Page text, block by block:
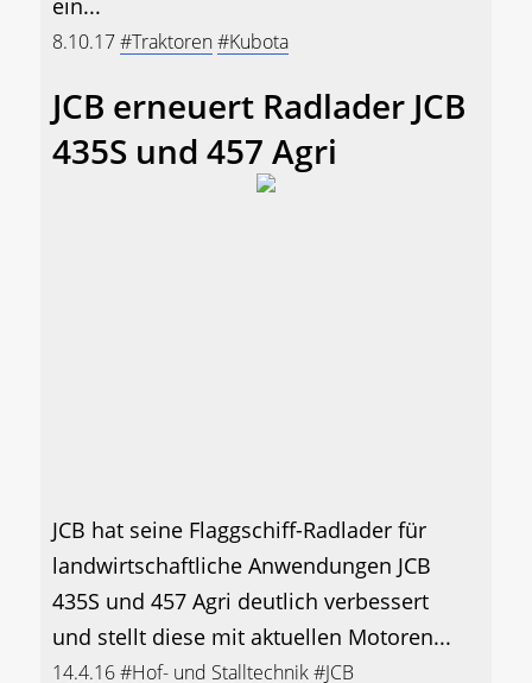
8.10.17#Traktoren#Kubota
JCB erneuert Radlader JCB
435S und 457 Agri
JCB hat seine Flaggschiff-Radlader für
landwirtschaftliche Anwendungen JCB
435S und 457 Agri deutlich verbessert
und stellt diese mit aktuellen Motoren...
14.4.16#Hof- und Stalltechnik#JCB